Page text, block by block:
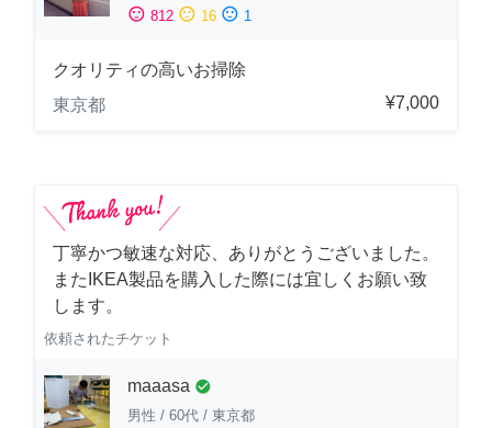
sentiment_satisfied 812 sentiment_neutral 16 sentiment_dissatisfied 1
クオリティの高いお掃除
東京都
¥7,000
丁寧かつ敏速な対応、ありがとうございました。
またIKEA製品を購入した際には宜しくお願い致
します。
依頼されたチケット
maaasa check_circle
男性 / 60代 / 東京都